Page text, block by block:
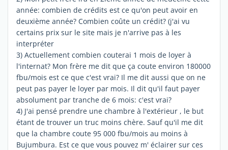
année: combien de crédits est ce qu'on peut avoir en
deuxième année? Combien coûte un crédit? (j'ai vu
certains prix sur le site mais je n'arrive pas à les
interpréter
3) Actuellement combien couterai 1 mois de loyer à
l'internat? Mon frère me dit que ça coute environ 180000
fbu/mois est ce que c'est vrai? Il me dit aussi que on ne
peut pas payer le loyer par mois. Il dit qu'il faut payer
absolument par tranche de 6 mois: c'est vrai?
4) J'ai pensé prendre une chambre à l'extérieur , le but
étant de trouver un truc moins chère. Sauf qu'il me dit
que la chambre coute 95 000 fbu/mois au moins à
Bujumbura. Est ce que vous pouvez m' éclairer sur ces